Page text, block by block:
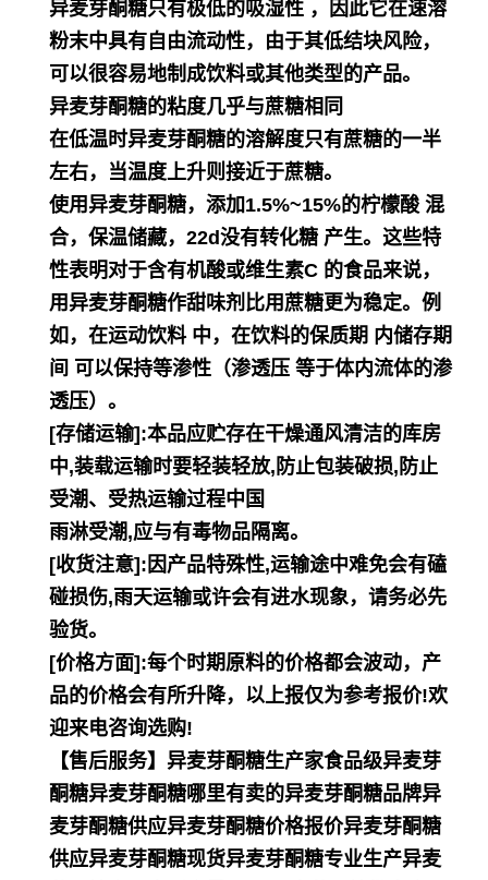
异麦芽酮糖只有极低的吸湿性 ，因此它在速溶
粉末中具有自由流动性，由于其低结块风险，
可以很容易地制成饮料或其他类型的产品。
异麦芽酮糖的粘度几乎与蔗糖相同
在低温时异麦芽酮糖的溶解度只有蔗糖的一半
左右，当温度上升则接近于蔗糖。
使用异麦芽酮糖，添加1.5%~15%的柠檬酸 混
合，保温储藏，22d没有转化糖 产生。这些特
性表明对于含有机酸或维生素C 的食品来说，
用异麦芽酮糖作甜味剂比用蔗糖更为稳定。例
如，在运动饮料 中，在饮料的保质期 内储存期
间 可以保持等渗性（渗透压 等于体内流体的渗
透压）。
[存储运输]:本品应贮存在干燥通风清洁的库房
中,装载运输时要轻装轻放,防止包装破损,防止
受潮、受热运输过程中国
雨淋受潮,应与有毒物品隔离。
[收货注意]:因产品特殊性,运输途中难免会有磕
碰损伤,雨天运输或许会有进水现象，请务必先
验货。
[价格方面]:每个时期原料的价格都会波动，产
品的价格会有所升降，以上报仅为参考报价!欢
迎来电咨询选购!
【售后服务】异麦芽酮糖生产家食品级异麦芽
酮糖异麦芽酮糖哪里有卖的异麦芽酮糖品牌异
麦芽酮糖供应异麦芽酮糖价格报价异麦芽酮糖
供应异麦芽酮糖现货异麦芽酮糖专业生产异麦